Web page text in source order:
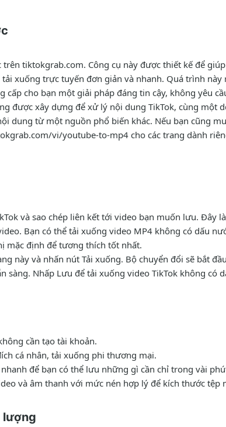
tiktokgrab.com. Công cụ này được thiết kế để
xuống trực tuyến đơn giản và nhanh. Quá trình
cho bạn một giải pháp đáng tin cậy, không yêu
được xây dựng để xử lý nội dung TikTok, cùng một
dung từ một nguồn phổ biến khác. Nếu bạn cũng
vi/youtube-to-mp4 cho các trang dành
và sao chép liên kết tới video bạn muốn lưu. Đây
Bạn có thể tải xuống video MP4 không có dấu
mặc định để tương thích tốt nhất.
này và nhấn nút Tải xuống. Bộ chuyển đổi sẽ bắt
sàng. Nhấp Lưu để tải xuống video TikTok không có
cần tạo tài khoản.
cá nhân, tải xuống phi thương mại.
để bạn có thể lưu những gì cần chỉ trong vài
và âm thanh với mức nén hợp lý để kích thước tệp
lượng